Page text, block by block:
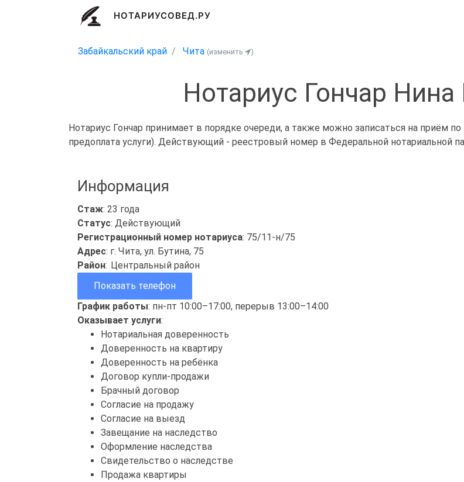
НОТАРИУСОВЕД.РУ
Забайкальский край Чита (изменить )
Нотариус Гончар Нина
Нотариус Гончар принимает в порядке очереди, а также можно записаться на приём
предоплата услуги). Действующий - реестровый номер в Федеральной нотариальной
Информация
Стаж: 23 года
Статус: Действующий
Регистрационный номер нотариуса: 75/11-н/75
Адрес: г. Чита, ул. Бутина, 75
Район: Центральный район
Показать телефон
График работы: пн-пт 10:00–17:00, перерыв 13:00–14:00
Оказывает услуги:
Нотариальная доверенность
Доверенность на квартиру
Доверенность на ребёнка
Договор купли-продажи
Брачный договор
Согласие на продажу
Согласие на выезд
Завещание на наследство
Оформление наследства
Свидетельство о наследстве
Продажа квартиры